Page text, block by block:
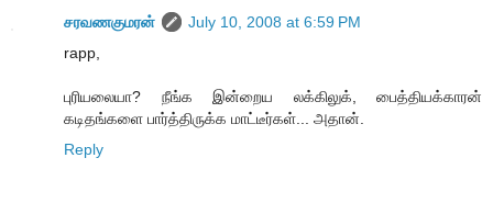
சரவணகுமரன்
July 10, 2008 at 6:59 PM
rapp,
புரியலையா? நீங்க இன்றைய லக்கிலுக், பைத்தியக்காரன்
கடிதங்களை பார்த்திருக்க மாட்டீர்கள்... அதான்.
Reply